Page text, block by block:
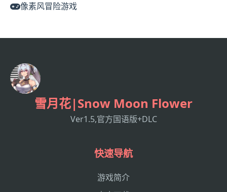
像素风冒险游戏
雪月花|Snow Moon Flower
Ver1.5,官方国语版+DLC
快速导航
游戏简介